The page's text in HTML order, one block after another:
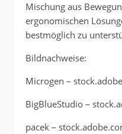
Mischung aus
ergonomischen
bestmöglich zu
Bildnachweise:
Microgen –
BigBlueStudio –
pacek –